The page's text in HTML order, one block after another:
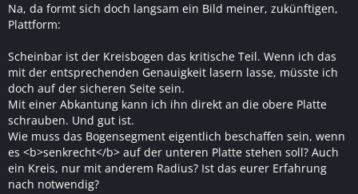
Na, da formt sich doch langsam ein Bild meiner, zukünftigen,
Plattform:
Scheinbar ist der Kreisbogen das kritische Teil. Wenn ich das
mit der entsprechenden Genauigkeit lasern lasse, müsste ich
doch auf der sicheren Seite sein.
Mit einer Abkantung kann ich ihn direkt an die obere Platte
schrauben. Und gut ist.
Wie muss das Bogensegment eigentlich beschaffen sein, wenn
es <b>senkrecht</b> auf der unteren Platte stehen soll? Auch
ein Kreis, nur mit anderem Radius? Ist das eurer Erfahrung
nach notwendig?